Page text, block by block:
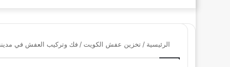
الرئيسية / تخزين عفش الكويت / فك وتركيب العفش في مدينة